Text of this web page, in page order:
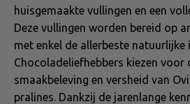
huisgemaakte vullingen en een
Deze vullingen worden bereid op
met enkel de allerbeste natuurlijke
Chocoladeliefhebbers kiezen voor
smaakbeleving en versheid van
pralines. Dankzij de jarenlange